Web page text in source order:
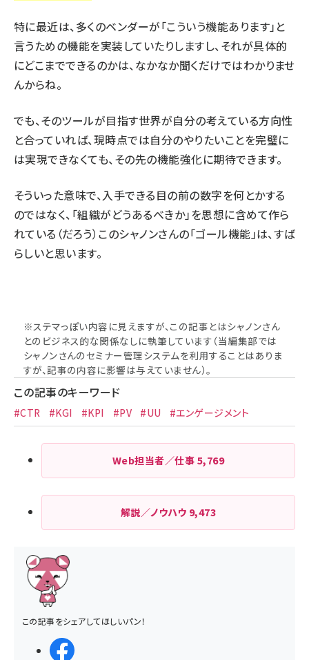
特に最近は、多くのベンダーが「こういう機能あります」と
言うための機能を実装していたりしますし、それが具体的
にどこまでできるのかは、なかなか聞くだけではわかりませ
んからね。
でも、そのツールが目指す世界が自分の考えている方向性
と合っていれば、現時点では自分のやりたいことを完璧に
は実現できなくても、その先の機能強化に期待できます。
そういった意味で、入手できる目の前の数字を何とかする
のではなく、「組織がどうあるべきか」を思想に含めて作ら
れている（だろう）このシャノンさんの「ゴール機能」は、すば
らしいと思います。
※ステマっぽい内容に見えますが、この記事とはシャノンさん
とのビジネス的な関係なしに執筆しています（当編集部では
シャノンさんのセミナー管理システムを利用することはありま
すが、記事の内容に影響は与えていません）。
この記事のキーワード
#CTR #KGI #KPI #PV #UU #エンゲージメント
Web担当者／仕事 5,769
解説／ノウハウ 9,473
この記事をシェアしてほしいパン！